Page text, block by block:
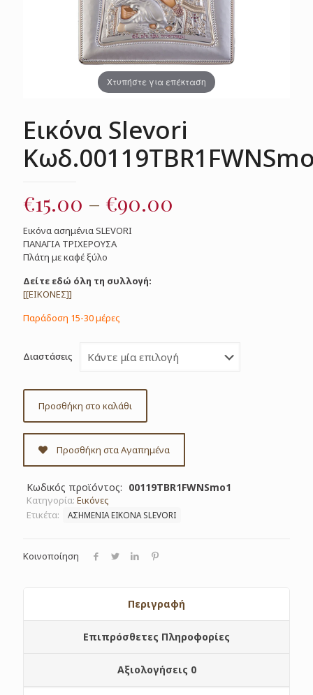
Χτυπήστε για επέκταση
Εικόνα Slevori
€15.00 – €90.00
Εικόνα ασημένια SLEVORI
ΠΑΝΑΓΙΑ ΤΡΙΧΕΡΟΥΣΑ
Πλάτη με καφέ ξύλο
Δείτε εδώ όλη τη συλλογή:
[[ΕΙΚΟΝΕΣ]]
Παράδοση 15-30 μέρες
Διαστάσεις
Προσθήκη στο καλάθι
Προσθήκη στα Αγαπημένα
Κωδικός προϊόντος: 00119TBR1FWNSmo1
Κατηγορία: Εικόνες
Ετικέτα:
ΑΣΗΜΕΝΙΑ ΕΙΚΟΝΑ SLEVORI
Κοινοποίηση
Περιγραφή
Επιπρόσθετες Πληροφορίες
Αξιολογήσεις 0